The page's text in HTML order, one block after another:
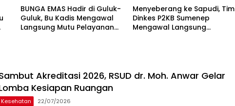
BUNGA EMAS Hadir di Guluk-
Guluk, Bu Kadis Mengawal
Langsung Mutu Pelayanan
Menyeberang ke Sapudi, Tim
Dinkes P2KB Sumenep
Mengawal Langsung
Akreditasi 2026, RSUD dr. Moh. Anwar Gelar
Kesiapan Ruangan
Kesehatan 22/07/2026